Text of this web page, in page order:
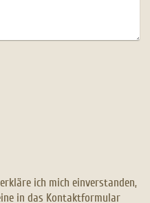
ich mich einverstanden,
in das Kontaktformular